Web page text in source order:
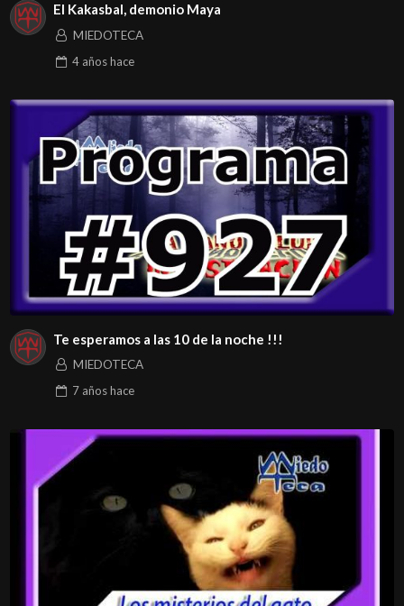
El Kakasbal, demonio Maya
MIEDOTECA
4 añoshace
Te esperamos a las 10 de la noche !!!
MIEDOTECA
7 añoshace